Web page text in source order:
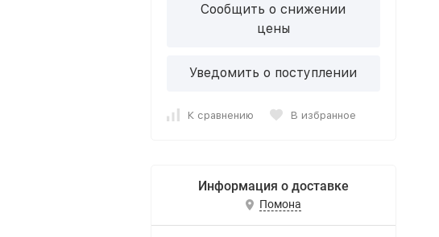
Сообщить о снижении
цены
Уведомить о поступлении
К сравнению В избранное
Информация о доставке
Помона